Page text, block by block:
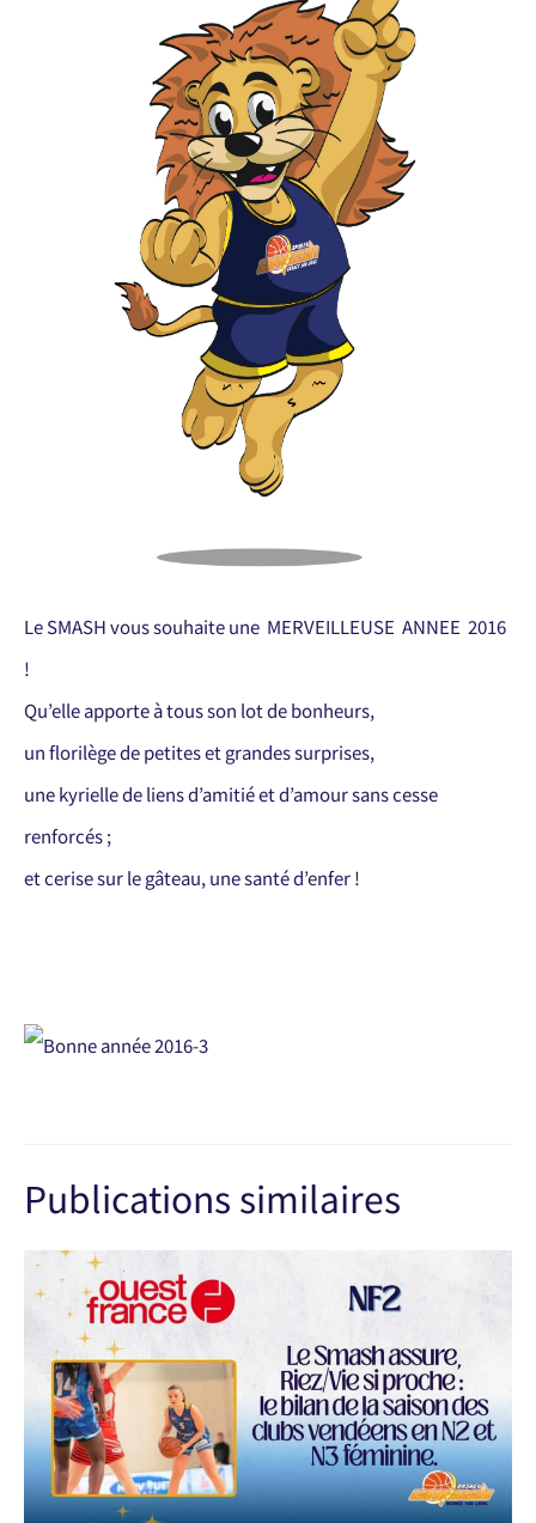
Le SMASH vous souhaite une MERVEILLEUSE ANNEE 2016
!
Qu’elle apporte à tous son lot de bonheurs,
un florilège de petites et grandes surprises,
une kyrielle de liens d’amitié et d’amour sans cesse
renforcés ;
et cerise sur le gâteau, une santé d’enfer !
Publications similaires